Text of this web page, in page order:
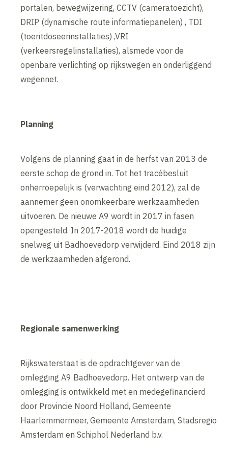
portalen, bewegwijzering, CCTV (cameratoezicht),
DRIP (dynamische route informatiepanelen) , TDI
(toeritdoseerinstallaties) ,VRI
(verkeersregelinstallaties), alsmede voor de
openbare verlichting op rijkswegen en onderliggend
wegennet.
Planning
Volgens de planning gaat in de herfst van 2013 de
eerste schop de grond in. Tot het tracébesluit
onherroepelijk is (verwachting eind 2012), zal de
aannemer geen onomkeerbare werkzaamheden
uitvoeren. De nieuwe A9 wordt in 2017 in fasen
opengesteld. In 2017-2018 wordt de huidige
snelweg uit Badhoevedorp verwijderd. Eind 2018 zijn
de werkzaamheden afgerond.
Regionale samenwerking
Rijkswaterstaat is de opdrachtgever van de
omlegging A9 Badhoevedorp. Het ontwerp van de
omlegging is ontwikkeld met en medegefinancierd
door Provincie Noord Holland, Gemeente
Haarlemmermeer, Gemeente Amsterdam, Stadsregio
Amsterdam en Schiphol Nederland b.v.